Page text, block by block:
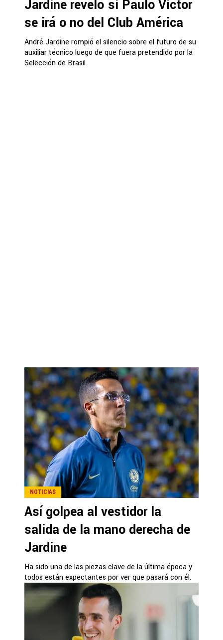
Jardine reveló si Paulo Victor
se irá o no del Club América
André Jardine rompió el silencio sobre el futuro de su
auxiliar técnico luego de que fuera pretendido por la
Selección de Brasil.
NOTICIAS
Así golpea al vestidor la
salida de la mano derecha de
Jardine
Ha sido una de las piezas clave de la última época y
todos están expectantes por ver que pasará con él.